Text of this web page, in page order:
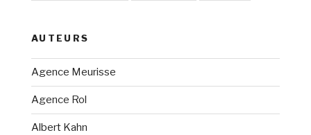
AUTEURS
Agence Meurisse
Agence Rol
Albert Kahn